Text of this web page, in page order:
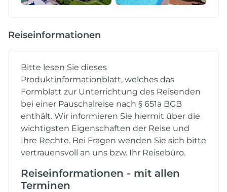
Reiseinformationen
Bitte lesen Sie dieses
Produktinformationblatt, welches das
Formblatt zur Unterrichtung des Reisenden
bei einer Pauschalreise nach § 651a BGB
enthält. Wir informieren Sie hiermit über die
wichtigsten Eigenschaften der Reise und
Ihre Rechte. Bei Fragen wenden Sie sich bitte
vertrauensvoll an uns bzw. Ihr Reisebüro.
Reiseinformationen - mit allen
Terminen